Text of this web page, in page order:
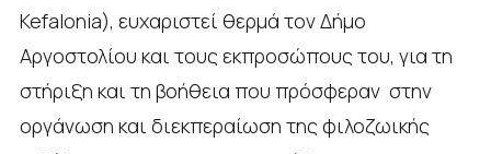
Kefalonia), ευχαριστεί θερμά τον Δήμο
Αργοστολίου και τους εκπροσώπους του, για τη
στήριξη και τη βοήθεια που πρόσφεραν στην
οργάνωση και διεκπεραίωση της φιλοζωικής